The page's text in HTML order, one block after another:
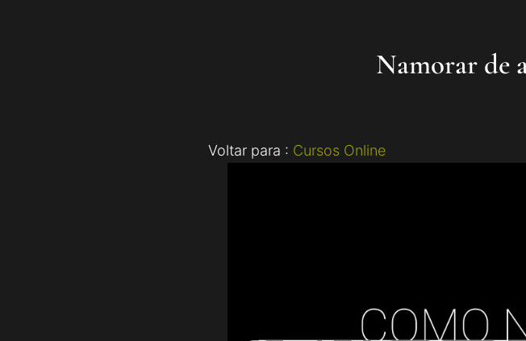
Namorar de
Voltar para : Cursos Online